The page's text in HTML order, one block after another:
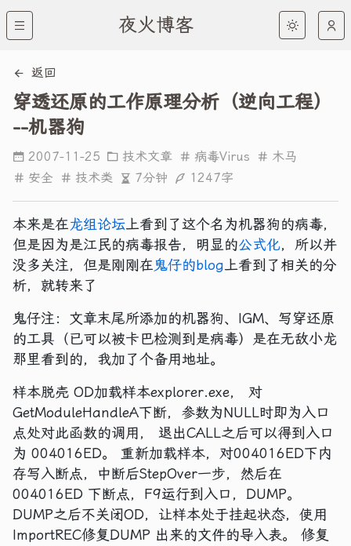
夜火博客
返回
穿透还原的工作原理分析（逆向工程）
--机器狗
2007-11-25 技术文章 病毒Virus
木马
安全
技术类 7分钟 1247字
本来是在龙组论坛 上看到了这个名为机器狗的病毒，
但是因为是江民的病毒报告，明显的公式化，所以并
没多关注，但是刚刚在鬼仔的blog 上看到了相关的分
析，就转来了
鬼仔注：文章末尾所添加的机器狗、IGM、写穿还原
的工具（已可以被卡巴检测到是病毒）是在无敌小龙
那里看到的，我加了个备用地址。
样本脱壳 OD加载样本explorer.exe， 对
GetModuleHandleA下断，参数为NULL时即为入口
点处对此函数的调用， 退出CALL之后可以得到入口
为 004016ED。 重新加载样本，对004016ED下内
存写入断点，中断后StepOver一步，然后在
004016ED 下断点，F9运行到入口，DUMP。
DUMP之后不关闭OD，让样本处于挂起状态，使用
ImportREC修复DUMP 出来的文件的导入表。 修复